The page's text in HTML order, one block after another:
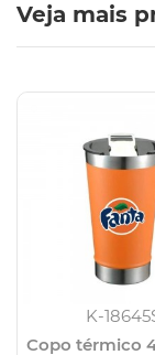
Veja mais
K-
Copo térmico